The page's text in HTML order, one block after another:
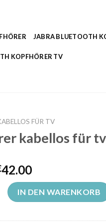
JABRA BLUETOOTH
KOPFHÖRER TV
FÜR TV
kabellos für tv
42.00
für tv Menge
IN DEN WARENKORB